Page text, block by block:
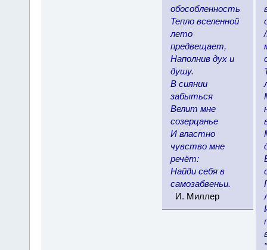
обособленность
Тепло вселенной
лето
предвещает,
Наполнив дух и
душу.
В сиянии
забыться
Велит мне
созерцанье
И властно
чувство мне
речёт:
Найди себя в
самозабвеньи.
И. Миллер